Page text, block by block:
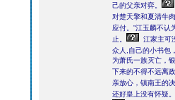
己的父亲对弈。
对楚天擎和夏清牛
应付。”江玉麟不
止。
江家主可
众人,自己的小书包
为萧氏一族灭亡，
下来的不得不远离
亲放心，镇南王的
还好皇上没有怀疑